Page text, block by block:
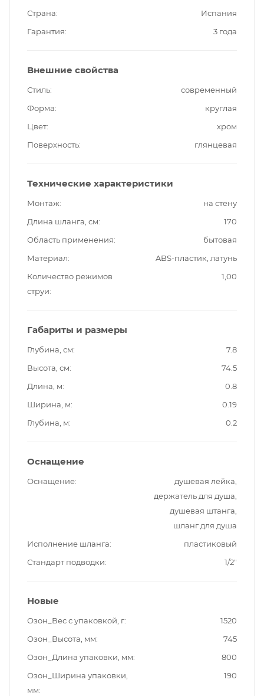
Страна
Испания
Гарантия
3 года
Внешние свойства
Стиль
современный
Форма
круглая
Цвет
хром
Поверхность
глянцевая
Технические характеристики
Монтаж
на стену
Длина шланга, см
170
Область применения
бытовая
Материал
ABS-пластик, латунь
Количество режимов
струи
1,00
Габариты и размеры
Глубина, см
7.8
Высота, см
74.5
Длина, м
0.8
Ширина, м
0.19
Глубина, м
0.2
Оснащение
Оснащение
душевая лейка,
держатель для душа,
душевая штанга,
шланг для душа
Исполнение шланга
пластиковый
Стандарт подводки
1/2"
Новые
Озон_Вес с упаковкой, г
1520
Озон_Высота, мм
745
Озон_Длина упаковки, мм
800
Озон_Ширина упаковки,
мм
190